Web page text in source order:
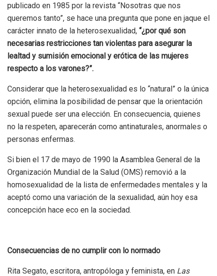
publicado en 1985 por la revista “Nosotras que nos
queremos tanto”, se hace una pregunta que pone en jaque el
carácter innato de la heterosexualidad, “¿por qué son
necesarias restricciones tan violentas para asegurar la
lealtad y sumisión emocional y erótica de las mujeres
respecto a los varones?”.
Considerar que la heterosexualidad es lo “natural” o la única
opción, elimina la posibilidad de pensar que la orientación
sexual puede ser una elección. En consecuencia, quienes
no la respeten, aparecerán como antinaturales, anormales o
personas enfermas.
Si bien el 17 de mayo de 1990 la Asamblea General de la
Organización Mundial de la Salud (OMS) removió a la
homosexualidad de la lista de enfermedades mentales y la
aceptó como una variación de la sexualidad, aún hoy esa
concepción hace eco en la sociedad.
Consecuencias de no cumplir con lo normado
Rita Segato, escritora, antropóloga y feminista, en Las